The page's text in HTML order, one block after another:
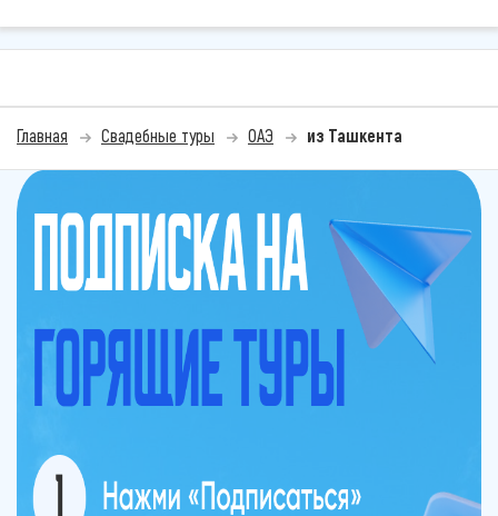
Главная Свадебные туры ОАЭ из Ташкента